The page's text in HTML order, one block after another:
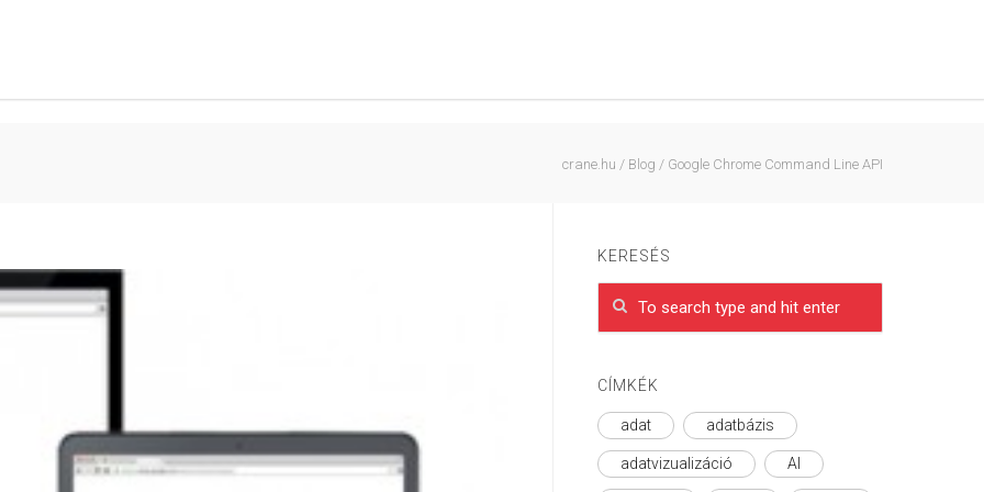
crane.hu / Blog / Google Chrome Command Line API
KERESÉS
CÍMKÉK
adat adatbázis
adatvizualizáció AI